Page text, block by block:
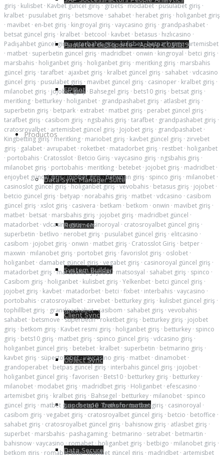
Paquetes de Soporte - Apoyo COVID19
EPIBot
Productos
Data Sync Manager Suite
Resumen
System Builder
Client Sync
Object Sync
Landscape Transformation
Data Secure
giriş · kulisbet · Kavbet güncel giriş·grbets·modabet·pusulabet giriş ·
kralbet · pusulabet giriş · betsmove · sahabet · herabet giriş · holiganbet giriş
· mavibet · en-bet giriş · kingroyal giriş · vaycasino giriş · grandpashabet ·
betsat güncel giriş · kralbet · betcool · kavbet · betasus · hızlıcasino ·
Padişahbet güncel giriş·interbahis giriş·kulisbet·betpark giriş·artemisbet
· matbet · superbetin güncel giriş · madridbet · onwin · kingroyal · betci giriş ·
marsbahis · holiganbet giriş · holiganbet giriş · meritking giriş · marsbahis
güncel giriş · tarafbet · ajaxbet giriş · kralbet güncel giriş · sahabet · vdcasino
güncel giriş · pusulabet giriş · mavibet güncel giriş · casinoper · kralbet giriş ·
milanobet giriş · jojobet giriş· Bahsegel giriş · bets10 giriş · betsat giriş ·
meritking · betturkey · holiganbet · grandpashabet giriş · atlasbet giriş ·
superbetin giriş · betpark · extrabet · matbet giriş · perabet güncel giriş ·
tarafbet giriş · casibom giriş · ngsbahis giriş · tarafbet · grandpashabet giriş ·
cratosroyalbet · artemisbet güncel giriş · Jojobet giriş · grandpashabet ·
Kingbetting giriş·meritking · mariobet giriş · kavbet güncel giriş · zirvebet
giriş · galabet · avrupabet · roketbet · matadorbet giriş · restbet · holiganbet
· portobahis · Cratosslot · Betcio Giriş · vaycasino giriş · ngsbahis giriş ·
milanobet giriş · portobahis · meritking · betebet · jojobet giriş · madridbet ·
enjoybet güncel giriş·jojobet giriş·betwoon giriş · spinco giriş · milanobet ·
casinoslot güncel giriş·holiganbet giriş·vevobahis · betasus giriş · jojobet ·
betcio güncel giriş · betyap · norabahis giriş · matbet · vdcasino · casibom
güncel giriş · xslot giriş · casivera · betkam · betkom · onwin · mavibet giriş ·
matbet · betsat · marsbahis giriş · jojobet giriş · madridbet güncel ·
matadorbet · vdcasino giriş·casinoroyal · cratosroyalbet güncel giriş ·
superbetin · betlivo · nerobet giriş · pusulabet güncel giriş · elitcasino ·
casibom · jojobet giriş · onwin · matbet giriş · Cratosslot Giriş · betper ·
maxwin · milanobet giriş · portobet giriş · favorislot giriş · oslobet ·
holiganbet · damabet güncel giriş · vegabet giriş · casinoroyal güncel giriş ·
matadorbet giriş ·marsbahis·Jojobet· matsosyal · sahabet giriş · spinco ·
Casibom giriş · holiganbet · kulisbet giriş · Yelkenbet · betci güncel giriş ·
jojobet giriş · kavbet · matadorbet · betci · fixbet · interbahis · vaycasino ·
portobahis · cratosroyalbet · zirvebet · betturkey giriş · kulisbet güncel giriş ·
tophillbet giriş · grandpashabet·casibom · sahabet giriş · vevobahis ·
sahabet · betsmove ·superbetin·roketbet giriş · betturkey giriş · jojobet
giriş · betkom giriş · Kavbet resmi giriş · holiganbet giriş · betturkey · spinco
giriş · bets10 giriş · matbet giriş · spinco güncel giriş · vdcasino giriş ·
holiganbet güncel giriş · betebet · kralbet · superbetin · betmarino giriş ·
kavbet giriş · süpertotobet·vaycasino giriş · matbet · dinamobet ·
grandoperabet · betpas güncel giriş · interbahis güncel giriş · jojobet ·
holiganbet güncel giriş · favorisen · Bets10 · betturkey giriş · betturkey ·
milanobet · modabet giriş · madridbet giriş · Holiganbet · efescasino ·
artemisbet giriş · kralbet giriş · Bahsegel · betturkey · milanobet · spinco
güncel giriş · matbet giriş·bets10 ·betkom·tumbet giriş · casinoroyal ·
casibom giriş · vegabet giriş · cratosroyalbet güncel giriş · betcio · betoffice ·
sahabet giriş · cratosroyalbet güncel giriş · bahisnow giriş · atlasbet giriş ·
superbet · marsbahis · pashagaming · betmarino · setrabet · betmartin ·
bahisnow · vaycasino · romabet · holiganbet giriş · betbigo · milanobet giriş ·
betkom giriş · romabet giriş·mavibet güncel giriş · madridbet · artemisbet